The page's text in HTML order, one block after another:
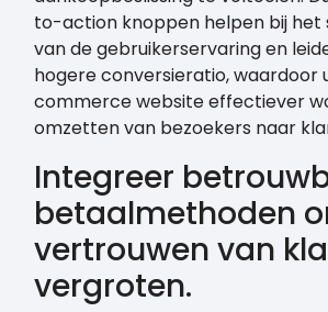
to-action knoppen helpen bij het
van de gebruikerservaring en
hogere conversieratio, waardoor
commerce website effectiever
omzetten van bezoekers naar
Integreer
betaalmethoden
vertrouwen van
vergroten.